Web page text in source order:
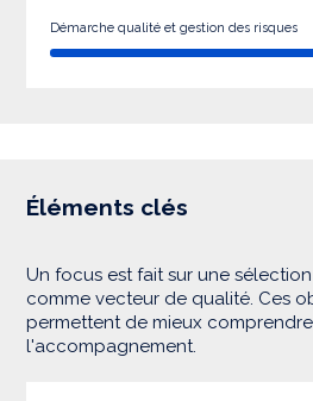
Démarche qualité et gestion des risques
Éléments clés
Un focus est fait sur une
comme vecteur de qualité. Ces
permettent de mieux
l'accompagnement.